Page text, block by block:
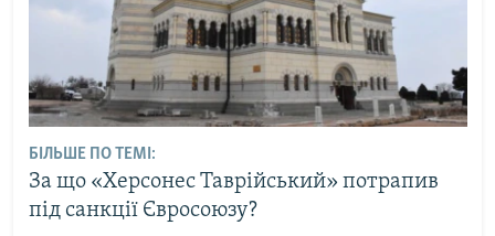
БІЛЬШЕ ПО ТЕМІ:
За що «Херсонес Таврійський» потрапив
під санкції Євросоюзу?